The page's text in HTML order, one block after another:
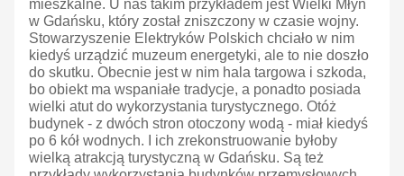
mieszkalne. U nas takim przykładem jest Wielki Młyn
w Gdańsku, który został zniszczony w czasie wojny.
Stowarzyszenie Elektryków Polskich chciało w nim
kiedyś urządzić muzeum energetyki, ale to nie doszło
do skutku. Obecnie jest w nim hala targowa i szkoda,
bo obiekt ma wspaniałe tradycje, a ponadto posiada
wielki atut do wykorzystania turystycznego. Otóż
budynek - z dwóch stron otoczony wodą - miał kiedyś
po 6 kół wodnych. I ich zrekonstruowanie byłoby
wielką atrakcją turystyczną w Gdańsku. Są też